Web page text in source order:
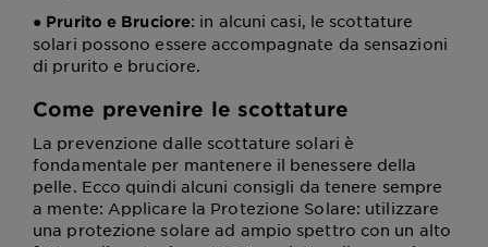
● Prurito e Bruciore: in alcuni casi, le scottature
solari possono essere accompagnate da sensazioni
di prurito e bruciore.
Come prevenire le scottature
La prevenzione dalle scottature solari è
fondamentale per mantenere il benessere della
pelle. Ecco quindi alcuni consigli da tenere sempre
a mente: Applicare la Protezione Solare: utilizzare
una protezione solare ad ampio spettro con un alto